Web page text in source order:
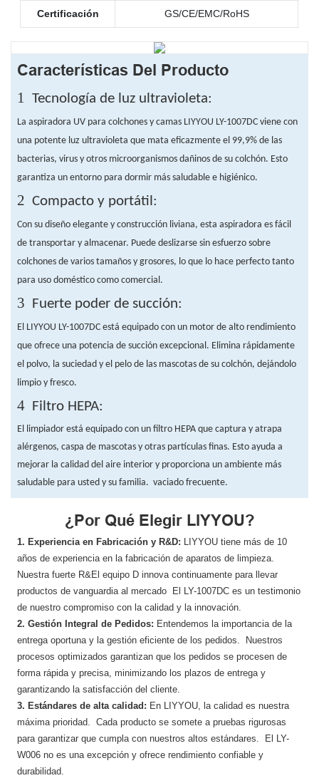
Certificación GS/CE/EMC/RoHS
Características Del Producto
1 Tecnología de luz ultravioleta:
La aspiradora UV para colchones y camas LIYYOU LY-1007DC viene con
una potente luz ultravioleta que mata eficazmente el 99,9% de las
bacterias, virus y otros microorganismos dañinos de su colchón. Esto
garantiza un entorno para dormir más saludable e higiénico.
2 Compacto y portátil:
Con su diseño elegante y construcción liviana, esta aspiradora es fácil
de transportar y almacenar. Puede deslizarse sin esfuerzo sobre
colchones de varios tamaños y grosores, lo que lo hace perfecto tanto
para uso doméstico como comercial.
3 Fuerte poder de succión:
El LIYYOU LY-1007DC está equipado con un motor de alto rendimiento
que ofrece una potencia de succión excepcional. Elimina rápidamente
el polvo, la suciedad y el pelo de las mascotas de su colchón, dejándolo
limpio y fresco.
4 Filtro HEPA:
El limpiador está equipado con un filtro HEPA que captura y atrapa
alérgenos, caspa de mascotas y otras partículas finas. Esto ayuda a
mejorar la calidad del aire interior y proporciona un ambiente más
saludable para usted y su familia. vaciado frecuente.
¿Por Qué Elegir LIYYOU?
1. Experiencia en Fabricación y R&D:
LIYYOU tiene más de 10
años de experiencia en la fabricación de aparatos de limpieza.
Nuestra fuerte R&El equipo D innova continuamente para llevar
productos de vanguardia al mercado El LY-1007DC es un testimonio
de nuestro compromiso con la calidad y la innovación.
2. Gestión Integral de Pedidos: Entendemos la importancia de la
entrega oportuna y la gestión eficiente de los pedidos. Nuestros
procesos optimizados garantizan que los pedidos se procesen de
forma rápida y precisa, minimizando los plazos de entrega y
garantizando la satisfacción del cliente.
3. Estándares de alta calidad: En LIYYOU, ​​la calidad es nuestra
máxima prioridad. Cada producto se somete a pruebas rigurosas
para garantizar que cumpla con nuestros altos estándares. El LY-
W006 no es una excepción y ofrece rendimiento confiable y
durabilidad.